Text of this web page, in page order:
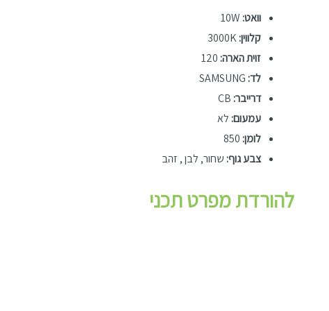
וואט: 10W
קלווין:3000K
זוית הארה: 120
לד:
דרייבר: CB
עמעום: לא
לומן:
צבע גוף: שחור, לבן , זהב
להורדת מפרט תכני